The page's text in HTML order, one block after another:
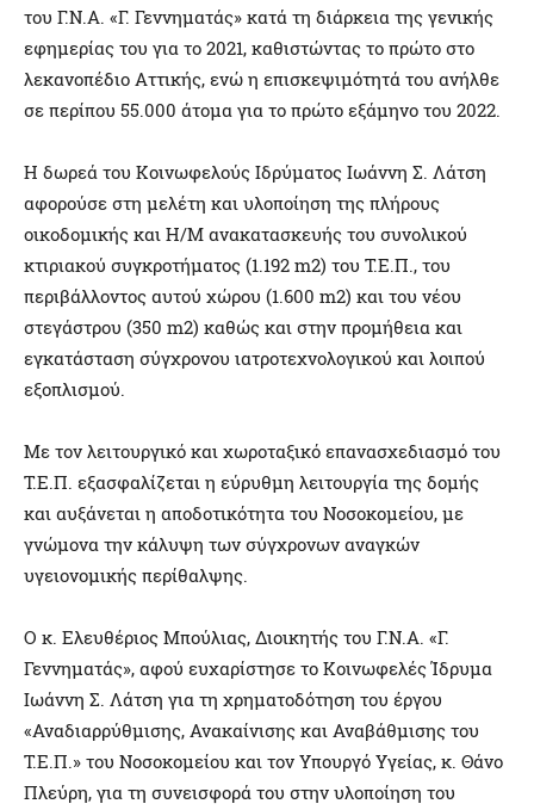
του Γ.Ν.Α. «Γ. Γεννηματάς» κατά τη διάρκεια της γενικής
εφημερίας του για το 2021, καθιστώντας το πρώτο στο
λεκανοπέδιο Αττικής, ενώ η επισκεψιμότητά του ανήλθε
σε περίπου 55.000 άτομα για το πρώτο εξάμηνο του 2022.
Η δωρεά του Κοινωφελούς Ιδρύματος Ιωάννη Σ. Λάτση
αφορούσε στη μελέτη και υλοποίηση της πλήρους
οικοδομικής και Η/Μ ανακατασκευής του συνολικού
κτιριακού συγκροτήματος (1.192 m2) του Τ.Ε.Π., του
περιβάλλοντος αυτού χώρου (1.600 m2) και του νέου
στεγάστρου (350 m2) καθώς και στην προμήθεια και
εγκατάσταση σύγχρονου ιατροτεχνολογικού και λοιπού
εξοπλισμού.
Με τον λειτουργικό και χωροταξικό επανασχεδιασμό του
Τ.Ε.Π. εξασφαλίζεται η εύρυθμη λειτουργία της δομής
και αυξάνεται η αποδοτικότητα του Νοσοκομείου, με
γνώμονα την κάλυψη των σύγχρονων αναγκών
υγειονομικής περίθαλψης.
Ο κ. Ελευθέριος Μπούλιας, Διοικητής του Γ.Ν.Α. «Γ.
Γεννηματάς», αφού ευχαρίστησε το Κοινωφελές Ίδρυμα
Ιωάννη Σ. Λάτση για τη χρηματοδότηση του έργου
«Αναδιαρρύθμισης, Ανακαίνισης και Αναβάθμισης του
Τ.Ε.Π.» του Νοσοκομείου και τον Υπουργό Υγείας, κ. Θάνο
Πλεύρη, για τη συνεισφορά του στην υλοποίηση του